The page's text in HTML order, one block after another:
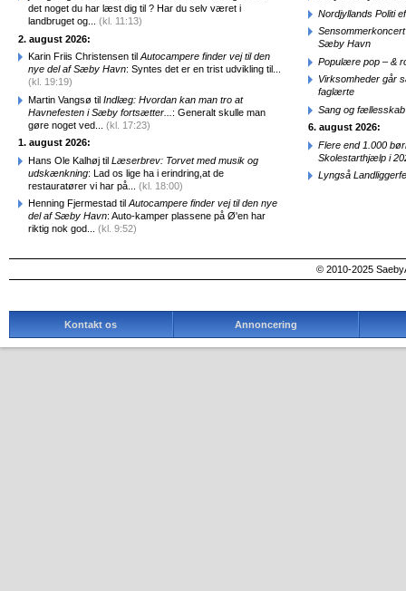
det noget du har læst dig til ? Har du selv været i
landbruget og... (kl. 11:13)
2. august 2026:
Karin Friis Christensen til Autocampere finder vej til den
nye del af Sæby Havn: Syntes det er en trist udvikling til...
(kl. 19:19)
Martin Vangsø til Indlæg: Hvordan kan man tro at
Havnefesten i Sæby fortsætter... : Generalt skulle man
gøre noget ved... (kl. 17:23)
1. august 2026:
Hans Ole Kalhøj til Læserbrev: Torvet med musik og
udskænkning: Lad os lige ha i erindring,at de
restauratører vi har på... (kl. 18:00)
Henning Fjermestad til Autocampere finder vej til den nye
del af Sæby Havn: Auto-kamper plassene på Ø'en har
riktig nok god... (kl. 9:52)
Nordjyllands Politi
Sæby Havn
Populære pop – &
Virksomheder går
faglærte
Sang og
6. august 2026:
Flere end 1.000
Skolestarthjælp i
Lyngså
© 2010-2025
Kontakt os Annoncering